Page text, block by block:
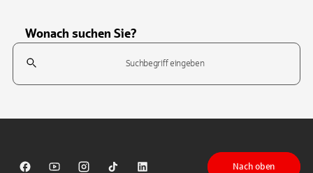
Wonach suchen Sie?
Suchfeld
Nach oben